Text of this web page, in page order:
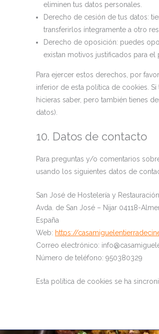
eliminen tus datos personales.
Derecho de cesión de tus datos:
transferirlos íntegramente a otro
Derecho de oposición: puedes
existan motivos justificados para el
Para ejercer estos derechos, por
inferior de esta política de cookies.
hicieras saber, pero también tienes
datos).
10. Datos de contacto
Para preguntas y/o comentarios
usando los siguientes datos de
San José de Hostelería y Restauración,
Avda. de San José – Nijar 04118-
España
Web: https://
Correo electrónico: info@
Número de teléfono: 950380329
Esta política de cookies se ha